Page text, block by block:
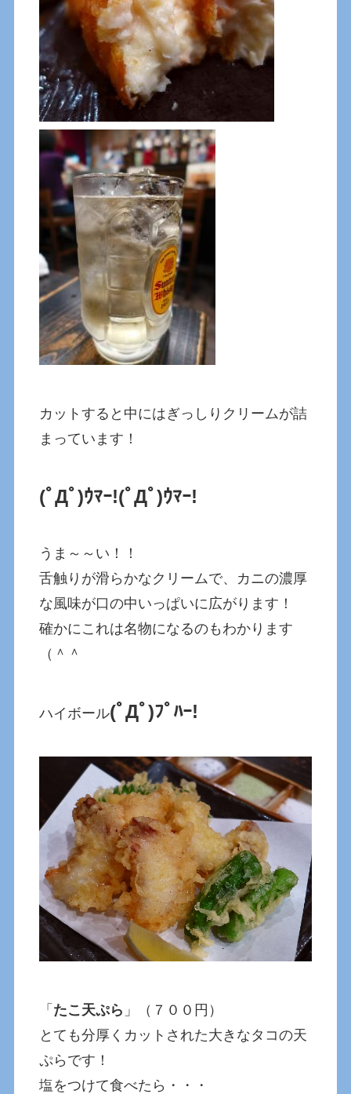
カットすると中にはぎっしりクリームが詰
まっています！
(ﾟДﾟ)ｳﾏｰ!(ﾟДﾟ)ｳﾏｰ!
うま～～い！！
舌触りが滑らかなクリームで、カニの濃厚
な風味が口の中いっぱいに広がります！
確かにこれは名物になるのもわかります
（＾＾
ハイボール(ﾟДﾟ)ﾌﾟﾊｰ!
「 たこ天ぷら 」（７００円）
とても分厚くカットされた大きなタコの天
ぷらです！
塩をつけて食べたら・・・